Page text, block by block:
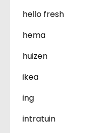
hello fresh
hema
huizen
ikea
ing
intratuin